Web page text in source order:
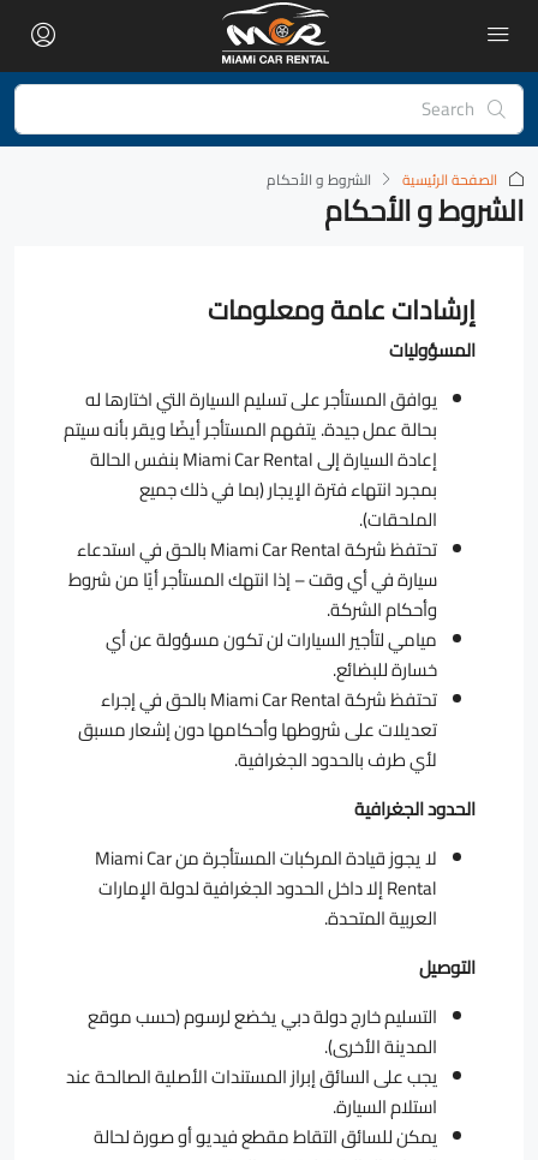
الصفحة الرئيسية الشروط و الأحكام
الشروط و الأحكام
إرشادات عامة ومعلومات
المسؤوليات
يوافق المستأجر على تسليم السيارة التي اختارها له
بحالة عمل جيدة. يتفهم المستأجر أيضًا ويقر بأنه سيتم
إعادة السيارة إلى Miami Car Rental بنفس الحالة
بمجرد انتهاء فترة الإيجار (بما في ذلك جميع
الملحقات).
تحتفظ شركة Miami Car Rental بالحق في استدعاء
سيارة في أي وقت – إذا انتهك المستأجر أيًا من شروط
وأحكام الشركة.
ميامي لتأجير السيارات لن تكون مسؤولة عن أي
خسارة للبضائع.
تحتفظ شركة Miami Car Rental بالحق في إجراء
تعديلات على شروطها وأحكامها دون إشعار مسبق
لأي طرف بالحدود الجغرافية.
الحدود الجغرافية
لا يجوز قيادة المركبات المستأجرة من Miami Car
Rental إلا داخل الحدود الجغرافية لدولة الإمارات
العربية المتحدة.
التوصيل
التسليم خارج دولة دبي يخضع لرسوم (حسب موقع
المدينة الأخرى).
يجب على السائق إبراز المستندات الأصلية الصالحة عند
استلام السيارة.
يمكن للسائق التقاط مقطع فيديو أو صورة لحالة